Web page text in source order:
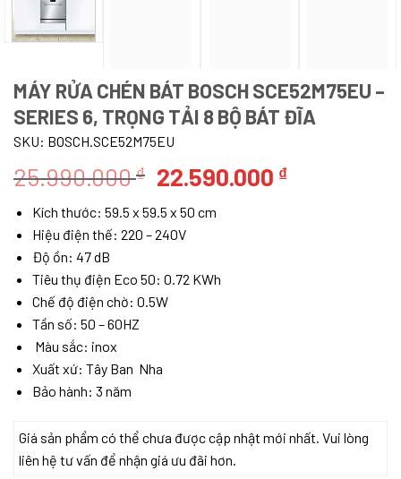
MÁY RỬA CHÉN BÁT BOSCH SCE52M75EU –
SERIES 6, TRỌNG TẢI 8 BỘ BÁT ĐĨA
SKU: BOSCH.SCE52M75EU
25.990.000₫ Giá
là:
25.990.000 ₫.
22.590.000 ₫Giá
Kích thước: 59.5 x 59.5 x 50 cm
Hiệu điện thế: 220 – 240V
Độ ồn: 47 dB
Tiêu thụ điện Eco 50: 0.72 KWh
Chế độ điện chờ: 0.5W
Tần số: 50 – 60HZ
Màu sắc: inox
Xuất xứ: Tây Ban Nha
Bảo hành: 3 năm
Giá sản phẩm có thể chưa được cập nhật mới nhất. Vui lòng
liên hệ tư vấn để nhận giá ưu đãi hơn.